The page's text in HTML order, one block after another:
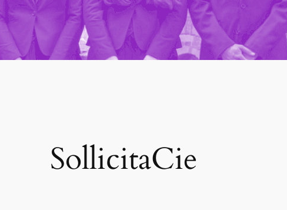
SollicitaCie